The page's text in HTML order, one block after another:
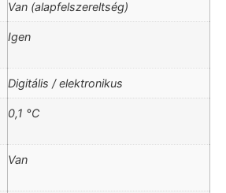
Van (alapfelszereltség)
Igen
Digitális / elektronikus
0,1 °C
Van